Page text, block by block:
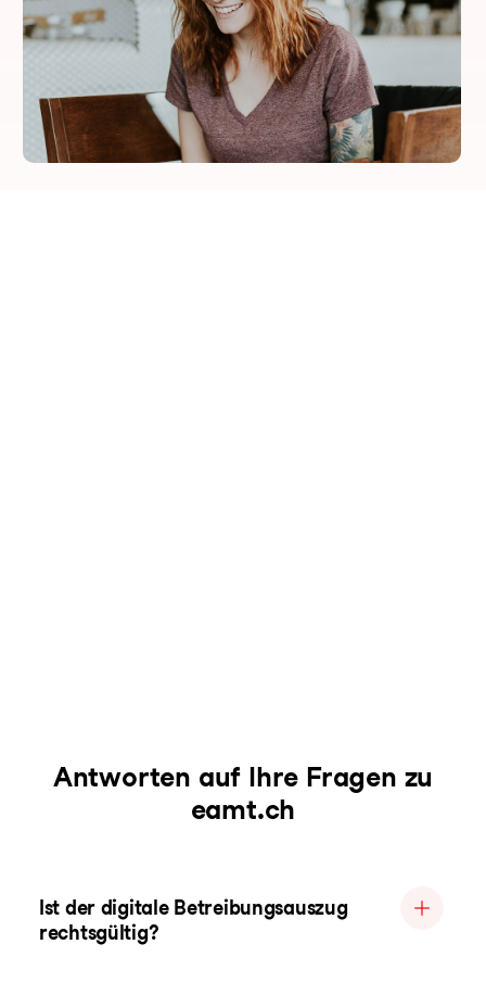
Antworten auf Ihre Fragen zu
eamt.ch
Ist der digitale Betreibungsauszug
rechtsgültig?